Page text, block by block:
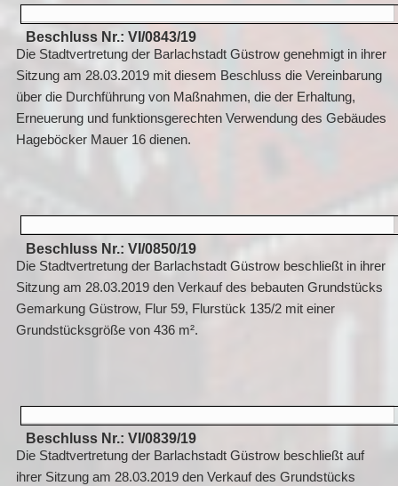
Beschluss Nr.: VI/0843/19
Die Stadtvertretung der Barlachstadt Güstrow genehmigt in ihrer
Sitzung am 28.03.2019 mit diesem Beschluss die Vereinbarung
über die Durchführung von Maßnahmen, die der Erhaltung,
Erneuerung und funktionsgerechten Verwendung des Gebäudes
Hageböcker Mauer 16 dienen.
Beschluss Nr.: VI/0850/19
Die Stadtvertretung der Barlachstadt Güstrow beschließt in ihrer
Sitzung am 28.03.2019 den Verkauf des bebauten Grundstücks
Gemarkung Güstrow, Flur 59, Flurstück 135/2 mit einer
Grundstücksgröße von 436 m².
Beschluss Nr.: VI/0839/19
Die Stadtvertretung der Barlachstadt Güstrow beschließt auf
ihrer Sitzung am 28.03.2019 den Verkauf des Grundstücks